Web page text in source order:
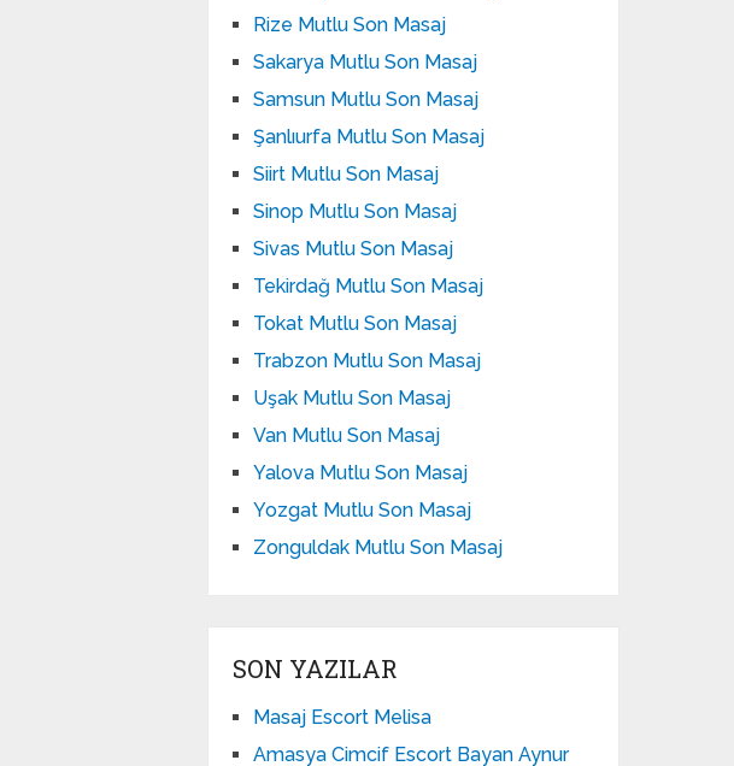
Rize Mutlu Son Masaj
Sakarya Mutlu Son Masaj
Samsun Mutlu Son Masaj
Şanlıurfa Mutlu Son Masaj
Siirt Mutlu Son Masaj
Sinop Mutlu Son Masaj
Sivas Mutlu Son Masaj
Tekirdağ Mutlu Son Masaj
Tokat Mutlu Son Masaj
Trabzon Mutlu Son Masaj
Uşak Mutlu Son Masaj
Van Mutlu Son Masaj
Yalova Mutlu Son Masaj
Yozgat Mutlu Son Masaj
Zonguldak Mutlu Son Masaj
SON YAZILAR
Masaj Escort Melisa
Amasya Cimcif Escort Bayan Aynur